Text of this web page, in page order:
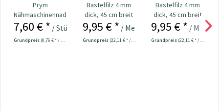
Prym
Nähmaschinennadeln
130/705
Universal...
7,60 € * / Stück
Grundpreis (0,76 € * / 1 Stück)
Bastelfilz 4 mm
dick, 45 cm breit
beere /...
9,95 € * / Meter
Grundpreis (22,11 € * / 1 m²)
Bastelfilz 4 mm
dick, 45 cm breit
rot / feste...
9,95 € * / Meter
Grundpreis (22,11 € * / 1 m²)